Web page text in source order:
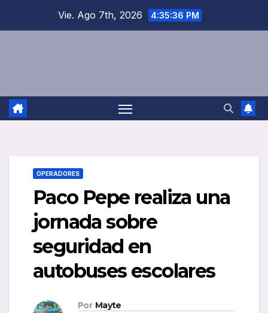
Vie. Ago 7th, 2026 4:35:37 PM
OPERADORES
Paco Pepe realiza una
jornada sobre
seguridad en
autobuses escolares
Por Mayte